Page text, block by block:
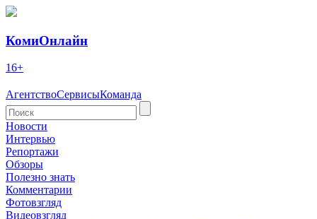
КомиОнлайн
16+
АгентствоСервисыКоманда
Новости
Интервью
Репортажи
Обзоры
Полезно знать
Комментарии
Фотовзгляд
Видеовзгляд